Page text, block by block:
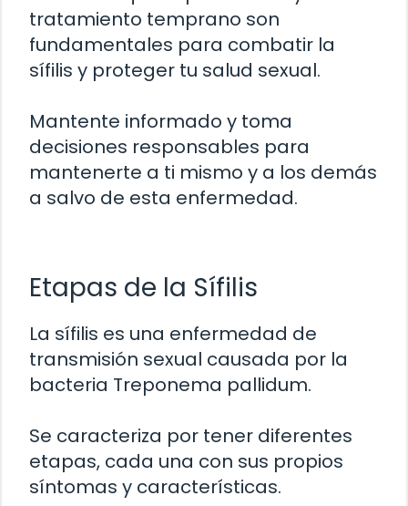
tratamiento temprano son
fundamentales para combatir la
sífilis y proteger tu salud sexual.
Mantente informado y toma
decisiones responsables para
mantenerte a ti mismo y a los demás
a salvo de esta enfermedad.
Etapas de la Sífilis
La sífilis es una enfermedad de
transmisión sexual causada por la
bacteria Treponema pallidum.
Se caracteriza por tener diferentes
etapas, cada una con sus propios
síntomas y características.